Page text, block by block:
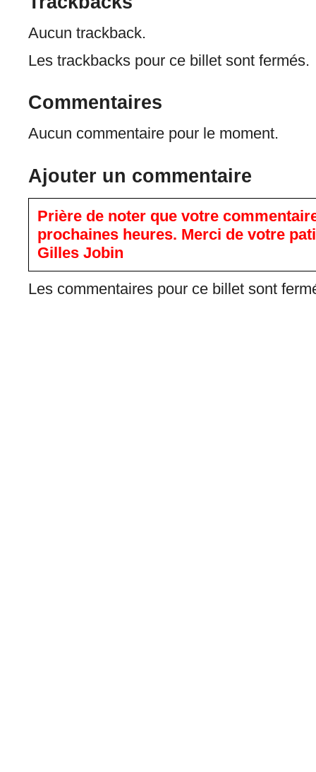
Aucun trackback.
Les trackbacks pour ce billet sont fermés.
Commentaires
Aucun commentaire pour le moment.
Ajouter un commentaire
Prière de noter que votre
prochaines heures. Merci de votre
Gilles Jobin
Les commentaires pour ce billet sont